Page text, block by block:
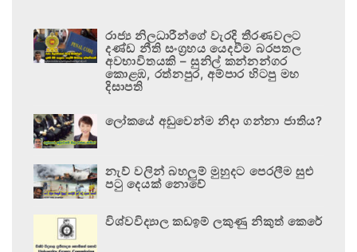
රාජ්‍ය නිලධාරීන්ගේ වැරදි තීරණවලට
දණ්ඩ නීති සංග්‍රහය යෙදවීම බරපතල
අවභාවිතයකි – සුනිල් කන්නන්ගර
කොළඹ, රත්නපුර, අම්පාර හිටපු මහ
දිසාපති
ලෝකයේ අඩුවෙන්ම නිදා ගන්නා ජාතිය?
නැව් වලින් බහලුම් මුහුදට පෙරලීම සුළු
පටු දෙයක් නොවේ
විශ්වවිද්‍යාල කඩඉම් ලකුණු නිකුත් කෙරේ